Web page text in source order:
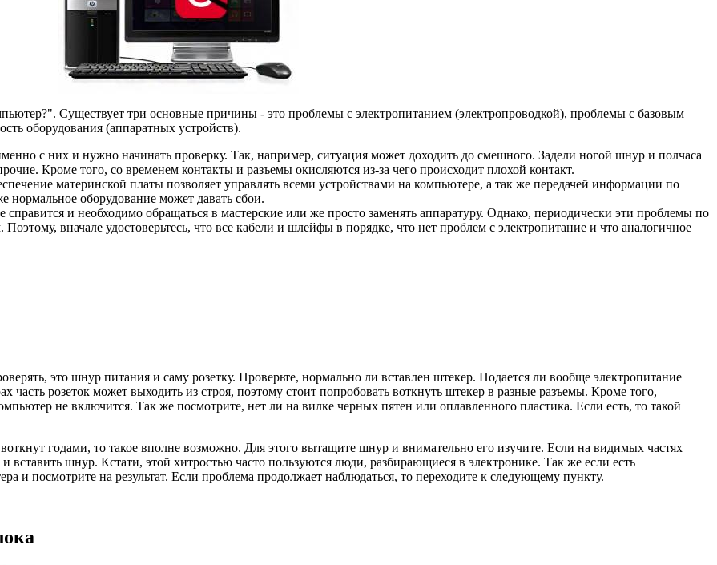
Существует три основные причины - это проблемы с электропитанием (электропроводкой), проблемы с базовым
оборудования (аппаратных устройств).
с них и нужно начинать проверку. Так, например, ситуация может доходить до смешного. Задели ногой шнур и полчаса
Кроме того, со временем контакты и разъемы окисляются из-за чего происходит плохой контакт.
материнской платы позволяет управлять всеми устройствами на компьютере, а так же передачей информации по
оборудование может давать сбои.
и необходимо обращаться в мастерские или же просто заменять аппаратуру. Однако, периодически эти проблемы по
вначале удостоверьтесь, что все кабели и шлейфы в порядке, что нет проблем с электропитание и что аналогичное
это шнур питания и саму розетку. Проверьте, нормально ли вставлен штекер. Подается ли вообще электропитание
розеток может выходить из строя, поэтому стоит попробовать воткнуть штекер в разные разъемы. Кроме того,
не включится. Так же посмотрите, нет ли на вилке черных пятен или оплавленного пластика. Если есть, то такой
годами, то такое вполне возможно. Для этого вытащите шнур и внимательно его изучите. Если на видимых частях
вставить шнур. Кстати, этой хитростью часто пользуются люди, разбирающиеся в электронике. Так же если есть
и посмотрите на результат. Если проблема продолжает наблюдаться, то переходите к следующему пункту.